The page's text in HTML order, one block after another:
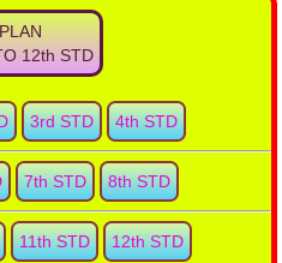
12th STD
3rd STD 4th STD
7th STD 8th STD
11th STD 12th STD